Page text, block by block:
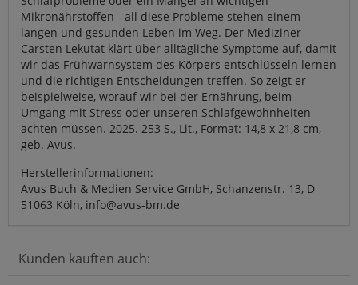
Mikronährstoffen - all diese Probleme stehen einem
langen und gesunden Leben im Weg. Der Mediziner
Carsten Lekutat klärt über alltägliche Symptome auf, damit
wir das Frühwarnsystem des Körpers entschlüsseln lernen
und die richtigen Entscheidungen treffen. So zeigt er
beispielweise, worauf wir bei der Ernährung, beim
Umgang mit Stress oder unseren Schlafgewohnheiten
achten müssen. 2025. 253 S., Lit., Format: 14,8 x 21,8 cm,
geb. Avus.
Herstellerinformationen:
Avus Buch & Medien Service GmbH, Schanzenstr. 13, D
51063 Köln, info@avus-bm.de
Kunden kauften auch: